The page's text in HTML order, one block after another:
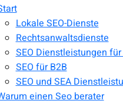
Lokale SEO-Dienste
Rechtsanwaltsdienste
SEO Dienstleistungen
SEO für B2B
SEO und SEA
einen Seo berater